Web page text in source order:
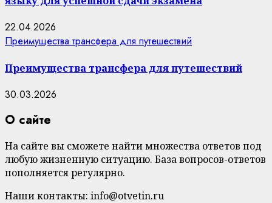
22.04.2026
Преимущества трансфера для путешествий
Преимущества трансфера для путешествий
30.03.2026
О сайте
На сайте вы сможете найти множества ответов под
любую жизненную ситуацию. База вопросов-ответов
пополняется регулярно.
Наши контакты: info@otvetin.ru